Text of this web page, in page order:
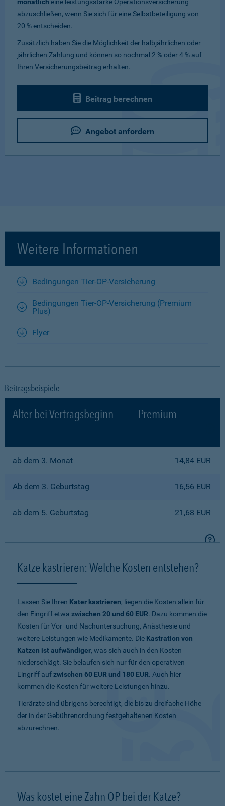
abzuschließen, wenn Sie sich für eine Selbstbeteiligung von
20 % entscheiden.
Zusätzlich haben Sie die Möglichkeit der halbjährlichen oder
jährlichen Zahlung und können so nochmal 2 % oder 4 % auf
Ihren Versicherungsbeitrag erhalten.
Beitrag berechnen
Angebot anfordern
Weitere Informationen
Bedingungen Tier-OP-Versicherung
Bedingungen Tier-OP-Versicherung (Premium
Plus)
Flyer
Beitragsbeispiele
Alter bei Vertragsbeginn Premium
ab dem 3. Monat 14,84 EUR
Ab dem 3. Geburtstag 16,56 EUR
ab dem 5. Geburtstag 21,68 EUR
Katze kastrieren: Welche Kosten entstehen?
Lassen Sie Ihren Kater kastrieren, liegen die Kosten allein für
den Eingriff etwa zwischen 20 und 60 EUR. Dazu kommen die
Kosten für Vor- und Nachuntersuchung, Anästhesie und
weitere Leistungen wie Medikamente. Die Kastration von
Katzen ist aufwändiger, was sich auch in den Kosten
niederschlägt. Sie belaufen sich nur für den operativen
Eingriff aufzwischen 60 EUR und 180 EUR. Auch hier
kommen die Kosten für weitere Leistungen hinzu.
Tierärzte sind übrigens berechtigt, die bis zu dreifache Höhe
der in der Gebührenordnung festgehaltenen Kosten
abzurechnen.
Was kostet eine Zahn OP bei der Katze?